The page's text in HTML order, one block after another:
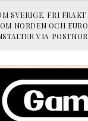
SVERIGE. FRI FRAKT
NORDEN OCH
VIA